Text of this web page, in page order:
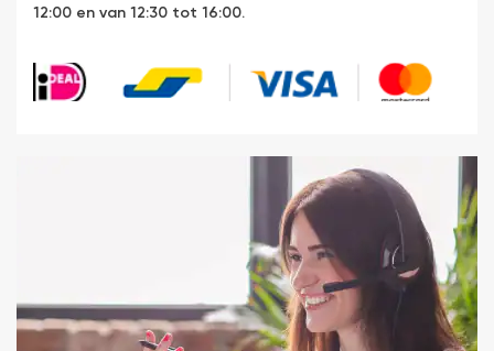
12:00 en van 12:30 tot 16:00.